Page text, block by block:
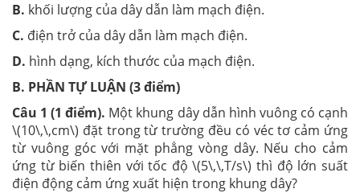
B. khối lượng của dây dẫn làm mạch điện.
C. điện trở của dây dẫn làm mạch điện.
D. hình dạng, kích thước của mạch điện.
B. PHẦN TỰ LUẬN (3 điểm)
Câu 1 (1 điểm). Một khung dây dẫn hình vuông có cạnh
\(10\,\,cm\) đặt trong từ trường đều có véc tơ cảm ứng
từ vuông góc với mặt phẳng vòng dây. Nếu cho cảm
ứng từ biến thiên với tốc độ \(5\,\,T/s\) thì độ lớn suất
điện động cảm ứng xuất hiện trong khung dây?